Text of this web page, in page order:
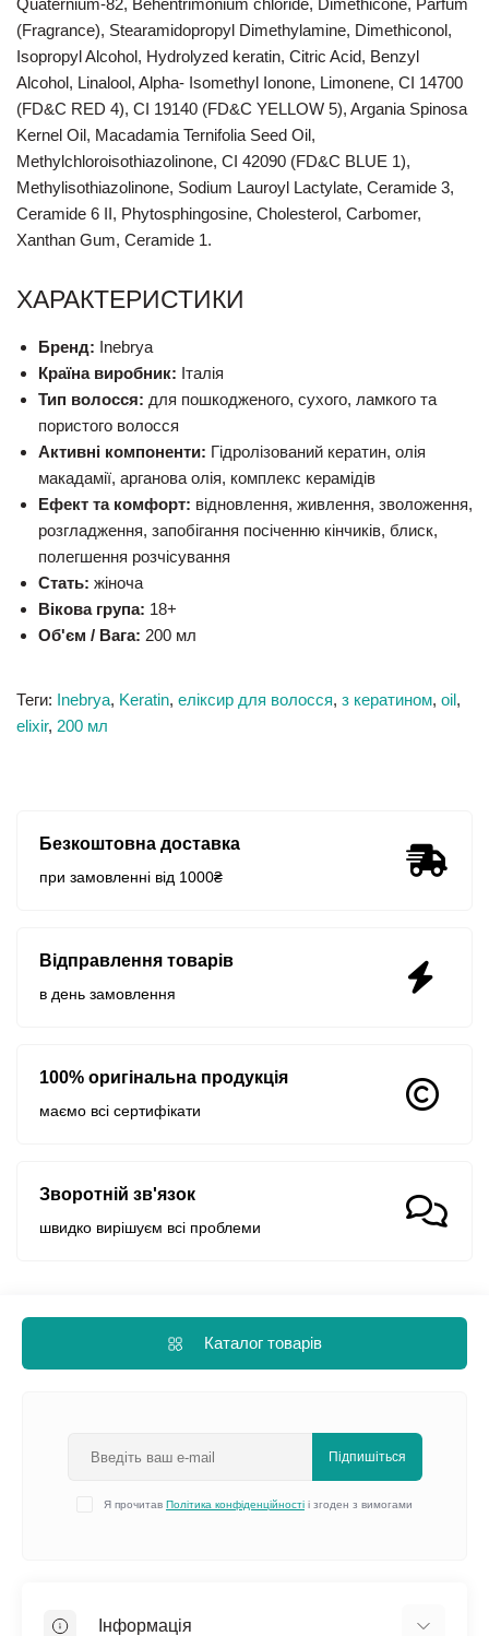
Quaternium-82, Behentrimonium chloride, Dimethicone, Parfum
(Fragrance), Stearamidopropyl Dimethylamine, Dimethiconol,
Isopropyl Alcohol, Hydrolyzed keratin, Citric Acid, Benzyl
Alcohol, Linalool, Alpha- Isomethyl Ionone, Limonene, CI 14700
(FD&C RED 4), CI 19140 (FD&C YELLOW 5), Argania Spinosa
Kernel Oil, Macadamia Ternifolia Seed Oil,
Methylchloroisothiazolinone, CI 42090 (FD&C BLUE 1),
Methylisothiazolinone, Sodium Lauroyl Lactylate, Ceramide 3,
Ceramide 6 II, Phytosphingosine, Cholesterol, Carbomer,
Xanthan Gum, Ceramide 1.
ХАРАКТЕРИСТИКИ
Бренд: Inebrya
Країна виробник: Італія
Тип волосся: для пошкодженого, сухого, ламкого та
пористого волосся
Активні компоненти: Гідролізований кератин, олія
макадамії, арганова олія, комплекс керамідів
Ефект та комфорт: відновлення, живлення, зволоження,
розгладження, запобігання посіченню кінчиків, блиск,
полегшення розчісування
Стать: жіноча
Вікова група: 18+
Об'єм / Вага: 200 мл
Теги: Inebrya, Keratin, еліксир для волосся, з кератином, oil,
elixir, 200 мл
Безкоштовна доставка
при замовленні від 1000₴
Відправлення товарів
в день замовлення
100% оригінальна продукція
маємо всі сертифікати
Зворотній зв'язок
швидко вирішуєм всі проблеми
Каталог товарів
Підпишіться
Я прочитав Політика конфіденційності і згоден з вимогами
Інформація